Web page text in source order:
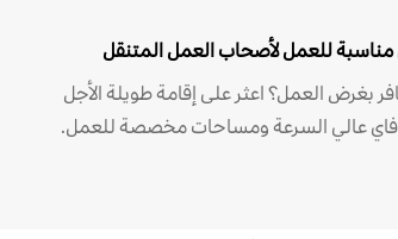
للعمل لأصحاب العمل المتنقل
بغرض العمل؟ اعثر على إقامة طويلة الأجل
عالي السرعة ومساحات مخصصة للعمل.